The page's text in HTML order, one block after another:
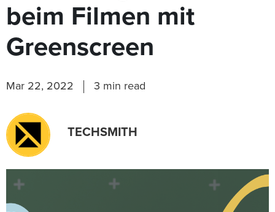
beim Filmen mit
Greenscreen
Mar 22, 2022 3 min read
TECHSMITH